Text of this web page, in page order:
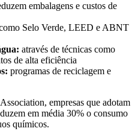
embalagens e custos de
Selo Verde, LEED e ABNT
através de técnicas como
de alta eficiência
programas de reciclagem e
empresas que adotam
em média 30% o consumo
químicos.